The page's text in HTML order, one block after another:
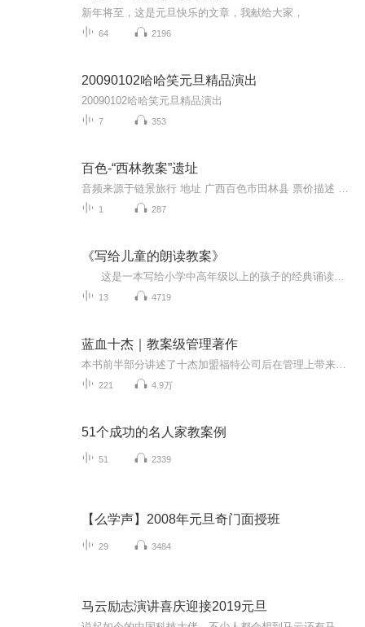
新年将至，这是元旦快乐的文章，我献给大家，
64 2196
20090102哈哈笑元旦精品演出
20090102哈哈笑元旦精品演出
7 353
百色-“西林教案”遗址
1 287
《写给儿童的朗读教案》
13 4719
蓝血十杰｜教案级管理著作
221 4.9万
51个成功的名人家教案例
51 2339
【么学声】2008年元旦奇门面授班
29 3484
马云励志演讲喜庆迎接2019元旦